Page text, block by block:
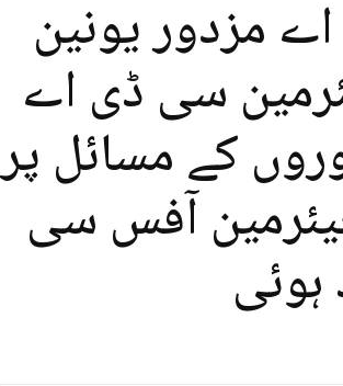
مزدور یونین
سی ڈی اے
کے مسائل پر
آفس سی